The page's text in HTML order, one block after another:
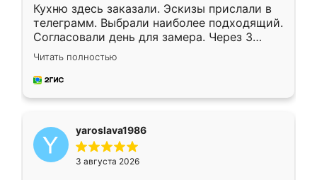
Кухню здесь заказали. Эскизы прислали в
телеграмм. Выбрали наиболее подходящий.
Согласовали день для замера. Через 3
недели кухня была уже готова. Остались
довольны работой. Спасибо Ренессанс
мебель за качественную работу!
Читать полностью
yaroslava1986
3 августа 2026